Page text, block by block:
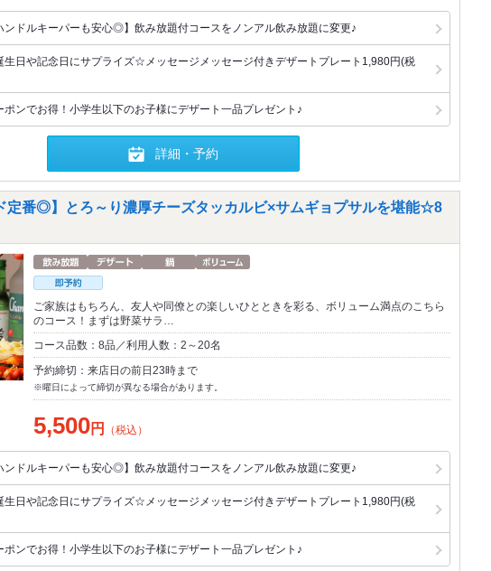
ンドルキーパーも安心◎】飲み放題付コースをノンアル飲み放題に変更♪
日や記念日にサプライズ☆メッセージメッセージ付きデザートプレート1,980円(税
ポンでお得！小学生以下のお子様にデザート一品プレゼント♪
詳細・予約
定番◎】とろ～り濃厚チーズタッカルビ×サムギョプサルを堪能☆8
ご家族はもちろん、友人や同僚との楽しいひとときを彩る、ボリューム満点のこちら
のコース！まずは野菜サラ…
コース品数：8品／利用人数：2～20名
予約締切：来店日の前日23時まで
※曜日によって締切が異なる場合があります。
5,500円 （税込）
ンドルキーパーも安心◎】飲み放題付コースをノンアル飲み放題に変更♪
日や記念日にサプライズ☆メッセージメッセージ付きデザートプレート1,980円(税
ポンでお得！小学生以下のお子様にデザート一品プレゼント♪